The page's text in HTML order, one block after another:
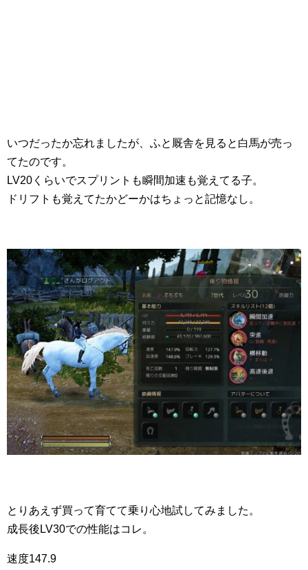
いつだったか忘れましたが、ふと厩舎を見ると白馬が売っ
てたのです。
LV20くらいでスプリントも瞬間加速も覚えてる子。
ドリフトも覚えてたかどーかはちょっと記憶なし。
とりあえず買って育てて乗り心地試してみました。
成長後LV30での性能はコレ。
速度147.9